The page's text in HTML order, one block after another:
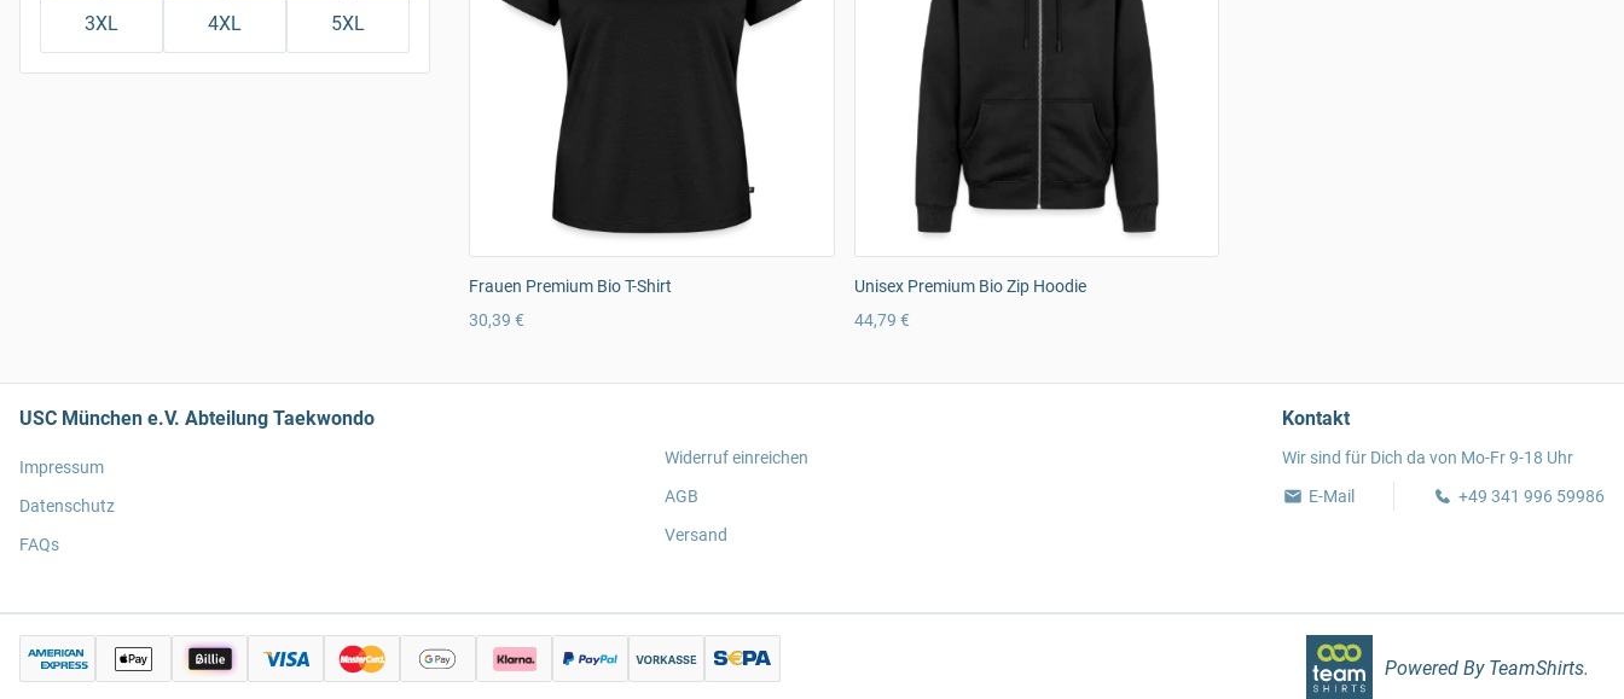
3XL 4XL 5XL
Frauen Premium Bio T-Shirt
30,39 €
Unisex Premium Bio Zip Hoodie
44,79 €
USC München e.V. Abteilung Taekwondo
Impressum
Datenschutz
FAQs
Widerruf einreichen
AGB
Versand
Kontakt
Wir sind für Dich da von Mo-Fr 9-18 Uhr
E-Mail
+49 341 996 59986
Powered By TeamShirts.